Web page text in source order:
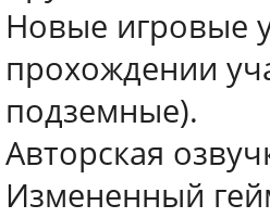
Новые игровые
прохождении
подземные).
Авторская
Измененный